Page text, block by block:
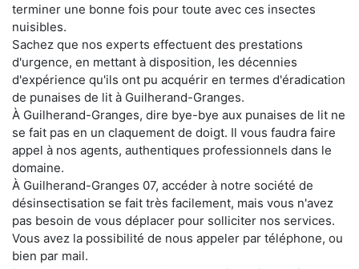
terminer une bonne fois pour toute avec ces insectes
nuisibles.
Sachez que nos experts effectuent des prestations
d'urgence, en mettant à disposition, les décennies
d'expérience qu'ils ont pu acquérir en termes d'éradication
de punaises de lit à Guilherand-Granges.
À Guilherand-Granges, dire bye-bye aux punaises de lit ne
se fait pas en un claquement de doigt. Il vous faudra faire
appel à nos agents, authentiques professionnels dans le
domaine.
À Guilherand-Granges 07, accéder à notre société de
désinsectisation se fait très facilement, mais vous n'avez
pas besoin de vous déplacer pour solliciter nos services.
Vous avez la possibilité de nous appeler par téléphone, ou
bien par mail.